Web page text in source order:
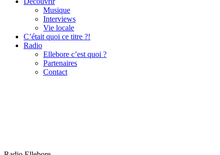
Musique
Interviews
Vie locale
C’était quoi ce titre ?!
Radio
Ellebore c’est quoi ?
Partenaires
Contact